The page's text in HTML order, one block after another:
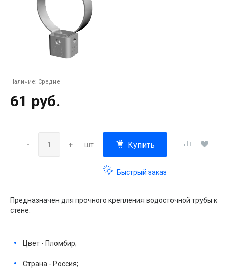
Наличие: Средне
61 руб.
- + шт Купить
Быстрый заказ
Предназначен для прочного крепления водосточной трубы к
стене.
Цвет - Пломбир;
Страна - Россия;